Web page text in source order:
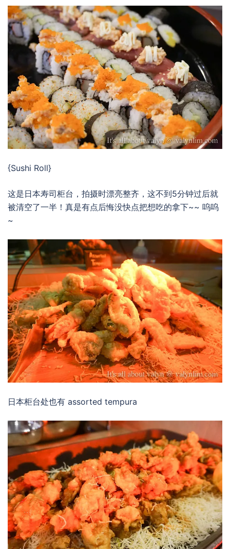
{Sushi Roll}
这是日本寿司柜台，拍摄时漂亮整齐，这不到5分钟过后就
被清空了一半！真是有点后悔没快点把想吃的拿下~~ 呜呜
~
日本柜台处也有 assorted tempura